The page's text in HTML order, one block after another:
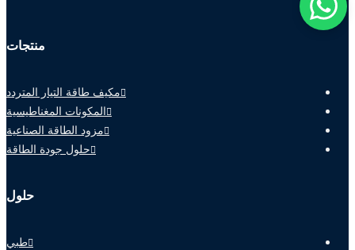
منتجات
مكيف طاقة التيار المتردد
المكونات المغناطيسية
مزود الطاقة الصناعية
حلول جودة الطاقة
حلول
طبي